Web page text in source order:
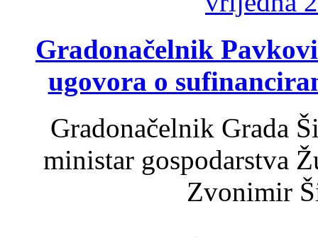
Gradonačelnik
ugovora o
Gradonačelnik Grada
ministar gospodarstva
Zvonimir